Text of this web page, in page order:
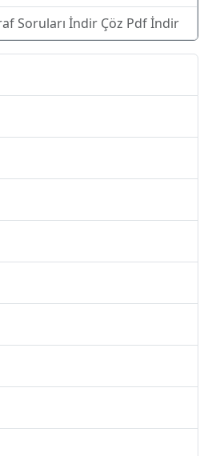
Soruları İndir Çöz Pdf İndir